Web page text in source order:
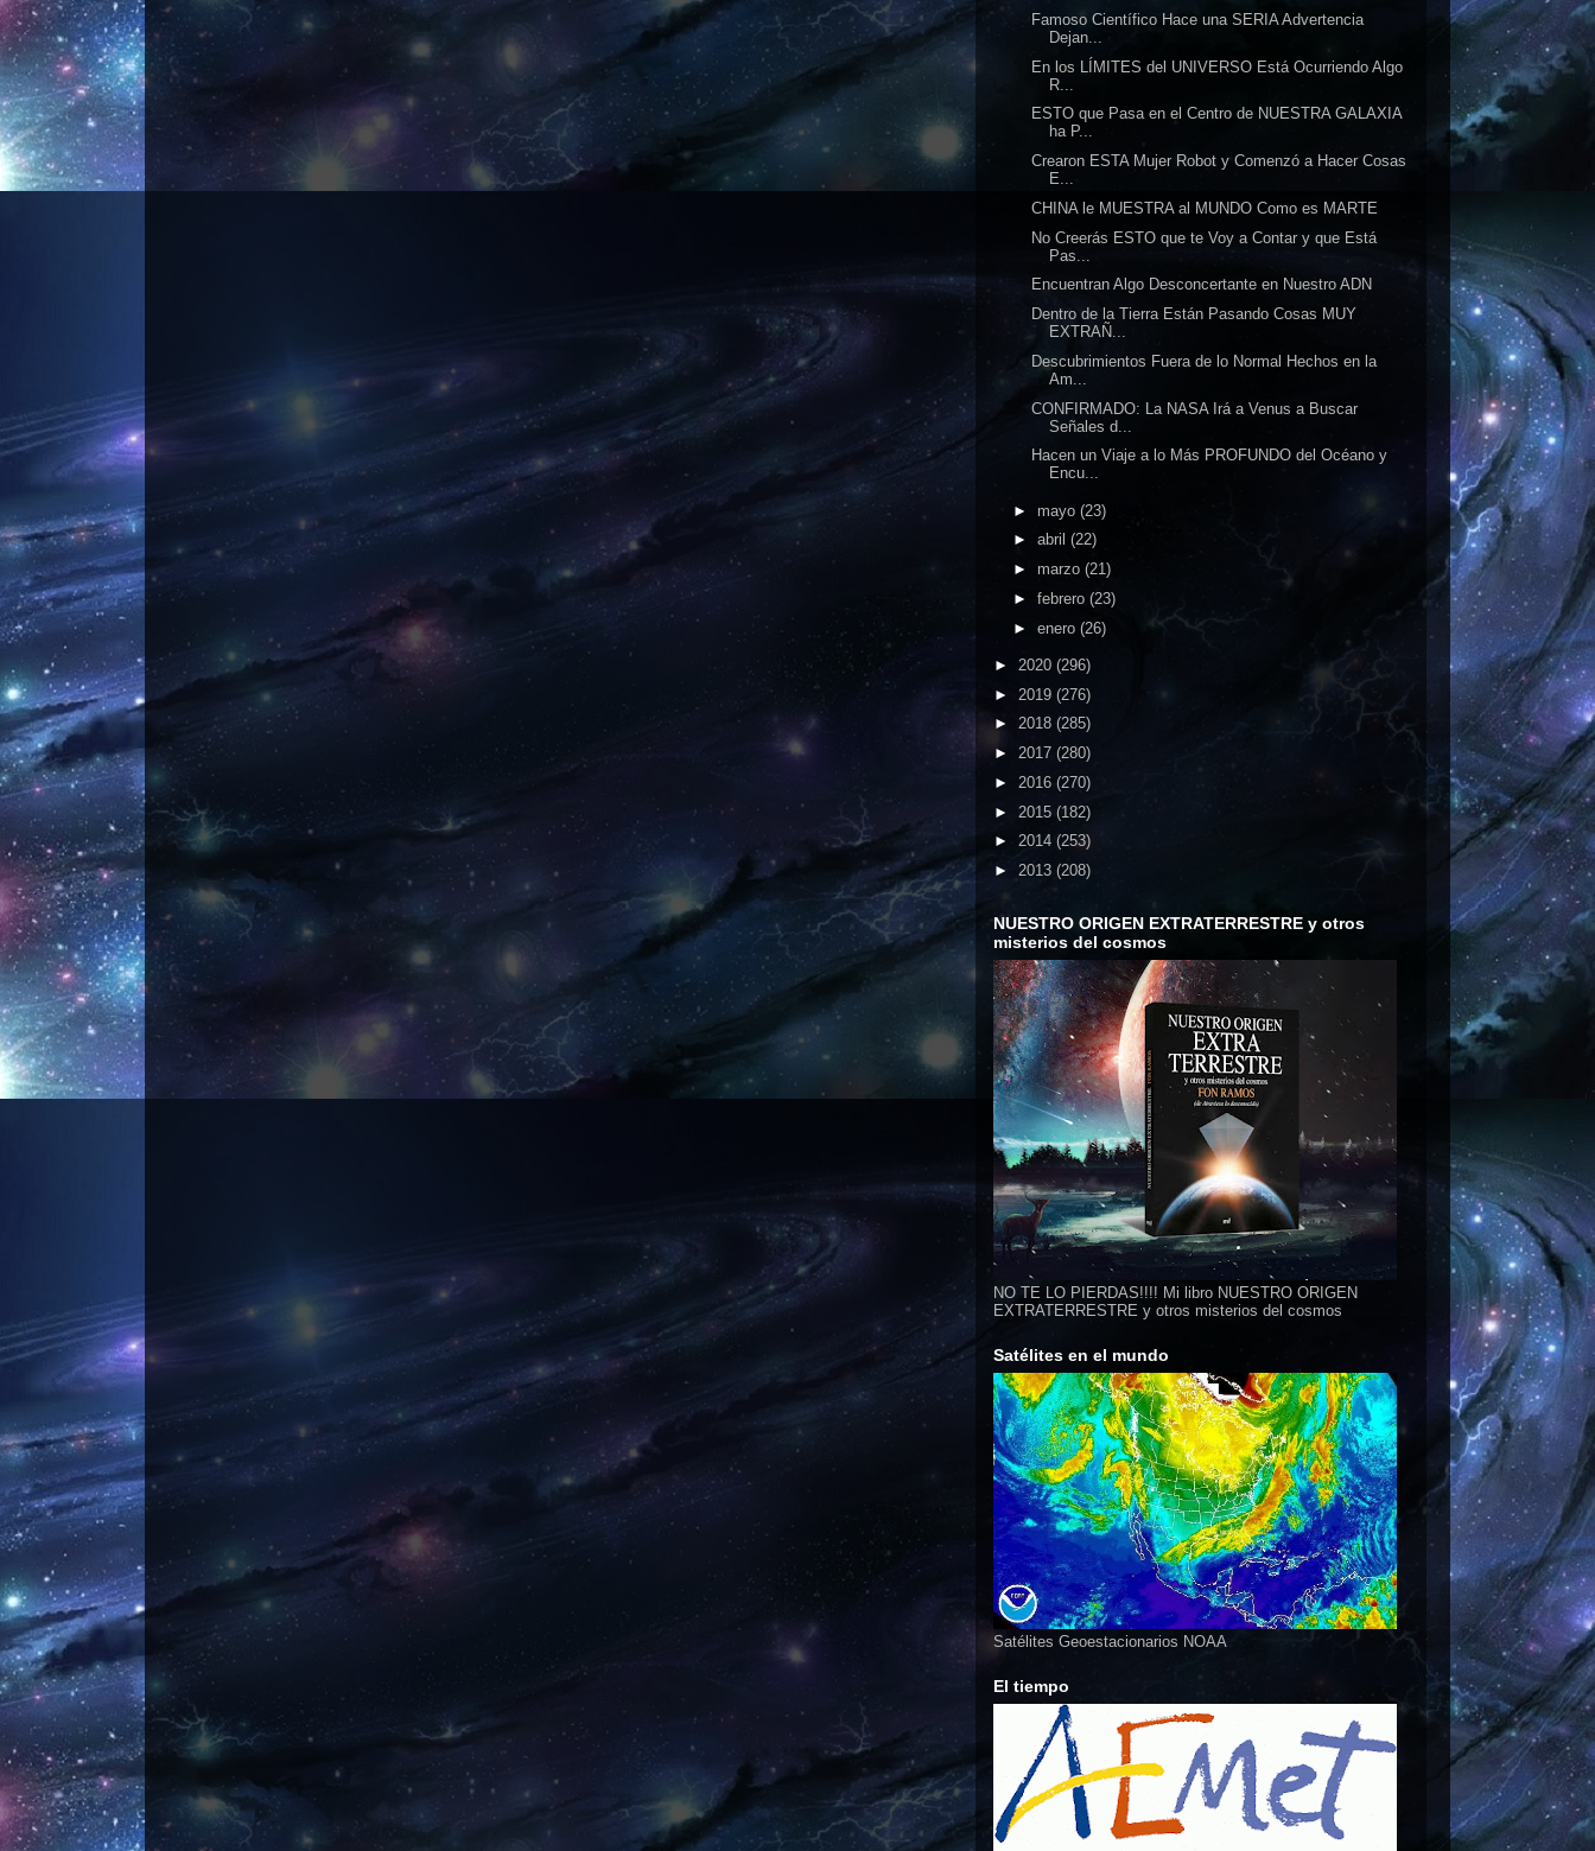
Famoso Científico Hace una SERIA Advertencia
Dejan...
En los LÍMITES del UNIVERSO Está Ocurriendo Algo
R...
ESTO que Pasa en el Centro de NUESTRA GALAXIA
ha P...
Crearon ESTA Mujer Robot y Comenzó a Hacer Cosas
E...
CHINA le MUESTRA al MUNDO Como es MARTE
No Creerás ESTO que te Voy a Contar y que Está
Pas...
Encuentran Algo Desconcertante en Nuestro ADN
Dentro de la Tierra Están Pasando Cosas MUY
EXTRAÑ...
Descubrimientos Fuera de lo Normal Hechos en la
Am...
CONFIRMADO: La NASA Irá a Venus a Buscar
Señales d...
Hacen un Viaje a lo Más PROFUNDO del Océano y
Encu...
► mayo (23)
► abril (22)
► marzo (21)
► febrero (23)
► enero (26)
► 2020 (296)
► 2019 (276)
► 2018 (285)
► 2017 (280)
► 2016 (270)
► 2015 (182)
► 2014 (253)
► 2013 (208)
NUESTRO ORIGEN EXTRATERRESTRE y otros
misterios del cosmos
NO TE LO PIERDAS!!!! Mi libro NUESTRO ORIGEN
EXTRATERRESTRE y otros misterios del cosmos
Satélites en el mundo
Satélites Geoestacionarios NOAA
El tiempo